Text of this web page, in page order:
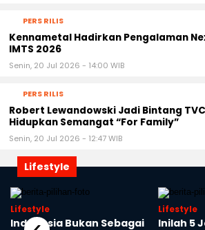
PERS RILIS
Kennametal Hadirkan Pengalaman
IMTS 2026
Senin, 20 Jul 2026 - 14:00 WIB
PERS RILIS
Robert Lewandowski Jadi Bintang
Hidupkan Semangat “For Family”
Senin, 20 Jul 2026 - 12:47 WIB
Lifestyle
Lifestyle
Indonesia Bukan Sebagai
Lifestyle
Inilah 5